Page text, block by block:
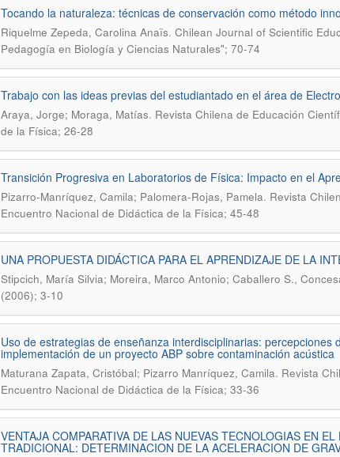
Tocando la naturaleza: técnicas de conservación como método
Riquelme Zepeda, Carolina Anaïs. Chilean Journal of Scientific
Pedagogía en Biología y Ciencias Naturales"; 70-74
Trabajo con las ideas previas del estudiantado en el área de
Araya, Jorge; Moraga, Matías. Revista Chilena de Educación
de la Física; 26-28
Transición Progresiva en Laboratorios de Física: Impacto en el
Pizarro-Manríquez, Camila; Palomera-Rojas, Pamela. Revista
Encuentro Nacional de Didáctica de la Física; 45-48
UNA PROPUESTA DIDÁCTICA PARA EL APRENDIZAJE DE LA
Stipcich, María Silvia; Moreira, Marco Antonio; Caballero S.,
(2006); 3-10
Uso de estrategias de enseñanza interdisciplinarias:
implementación de un proyecto ABP sobre contaminación acústica
Maturana Zapata, Cristóbal; Pizarro Manríquez, Camila. Revista
Encuentro Nacional de Didáctica de la Física; 33-36
VENTAJA COMPARATIVA DE LAS NUEVAS TECNOLOGIAS EN
TRADICIONAL: DETERMINACION DE LA ACELERACION DE